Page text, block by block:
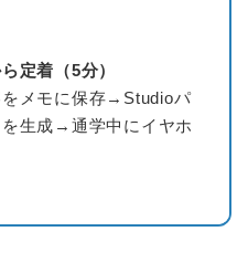
定着（5分）
メモに保存→Studioパ
生成→通学中にイヤホ